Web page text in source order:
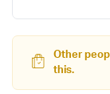
3-
40V/3A
quantity
Other
this.